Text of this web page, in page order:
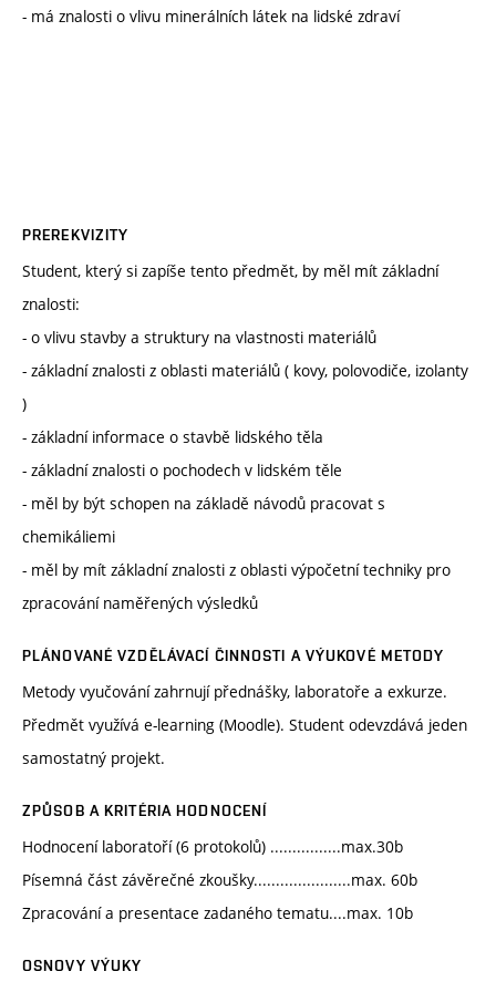
- má znalosti o vlivu minerálních látek na lidské zdraví
PREREKVIZITY
Student, který si zapíše tento předmět, by měl mít základní
znalosti:
- o vlivu stavby a struktury na vlastnosti materiálů
- základní znalosti z oblasti materiálů ( kovy, polovodiče, izolanty
)
- základní informace o stavbě lidského těla
- základní znalosti o pochodech v lidském těle
- měl by být schopen na základě návodů pracovat s
chemikáliemi
- měl by mít základní znalosti z oblasti výpočetní techniky pro
zpracování naměřených výsledků
PLÁNOVANÉ VZDĚLÁVACÍ ČINNOSTI A VÝUKOVÉ METODY
Metody vyučování zahrnují přednášky, laboratoře a exkurze.
Předmět využívá e-learning (Moodle). Student odevzdává jeden
samostatný projekt.
ZPŮSOB A KRITÉRIA HODNOCENÍ
Hodnocení laboratoří (6 protokolů) ................max.30b
Písemná část závěrečné zkoušky......................max. 60b
Zpracování a presentace zadaného tematu....max. 10b
OSNOVY VÝUKY